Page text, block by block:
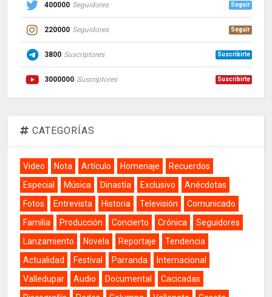
400000 Seguidores Seguir
220000 Seguidores Seguir
3800 Suscriptores Suscribirte
3000000 Suscriptores Suscribirte
CATEGORÍAS
Video Nota Artículo Homenaje
Recuerdos
Especial
Música Dinastía Exclusivo
Anécdotas
Fotos
Entrevista Historia Televisión
Comunicado
Familia
Producción Concierto Crónica
Seguidores
Lanzamiento
Novela Reportaje
Tendencia
Actualidad
Festival Parranda
Internacional
Valledupar
Audio Documental
Cacicadas